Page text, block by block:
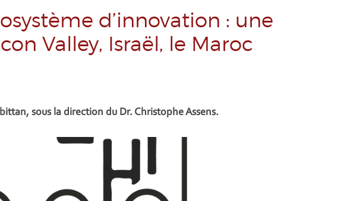
d’innovation : une
Valley, Israël, le Maroc
sous la direction du Dr. Christophe Assens.